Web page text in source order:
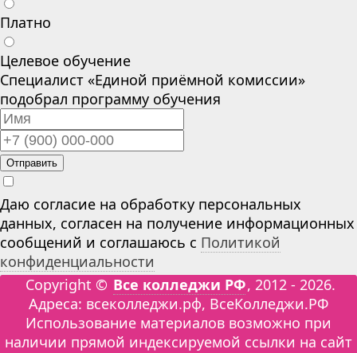
Платно
Целевое обучение
Специалист «Единой приёмной комиссии»
подобрал программу обучения
Отправить
Даю согласие на обработку персональных
данных, согласен на получение информационных
сообщений и соглашаюсь с Политикой
конфиденциальности
Copyright © Все колледжи РФ, 2012 - 2026.
Адреса: всеколледжи.рф, ВсеКолледжи.РФ
Использование материалов возможно при
наличии прямой индексируемой ссылки на сайт